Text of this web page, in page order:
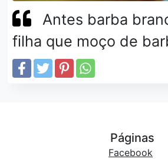
Antes barba
filha que moço de
Páginas
Facebook